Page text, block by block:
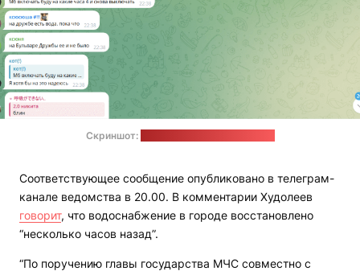
Скриншот:
Соответствующее сообщение опубликовано в телеграм-
канале ведомства в 20.00. В комментарии Худолеев
говорит, что водоснабжение в городе восстановлено
“несколько часов назад”.
“По поручению главы государства МЧС совместно с